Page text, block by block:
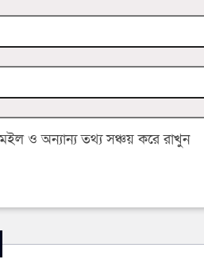
ও অন্যান্য তথ্য সঞ্চয় করে রাখুন